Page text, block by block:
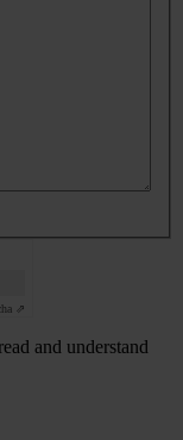
⇗
and understand